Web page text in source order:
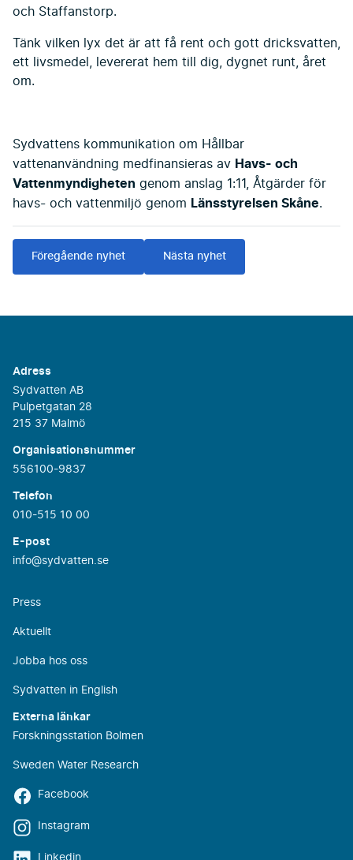
och Staffanstorp.
Tänk vilken lyx det är att få rent och gott dricksvatten,
ett livsmedel, levererat hem till dig, dygnet runt, året
om.
Sydvattens kommunikation om Hållbar
vattenanvändning medfinansieras av Havs- och
Vattenmyndigheten genom anslag 1:11, Åtgärder för
havs- och vattenmiljö genom Länsstyrelsen Skåne.
Föregående nyhet Nästa nyhet
Adress
Sydvatten AB
Pulpetgatan 28
215 37 Malmö
Organisationsnummer
556100-9837
Telefon
010-515 10 00
E-post
info@sydvatten.se
Press
Aktuellt
Jobba hos oss
Sydvatten in English
Externa länkar
Forskningsstation Bolmen
Sweden Water Research
Facebook
Instagram
Linkedin